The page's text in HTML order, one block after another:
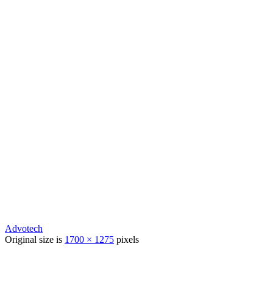
Advotech
Original size is 1700 × 1275 pixels